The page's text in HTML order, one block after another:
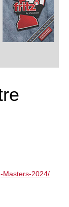
Masters-2024/